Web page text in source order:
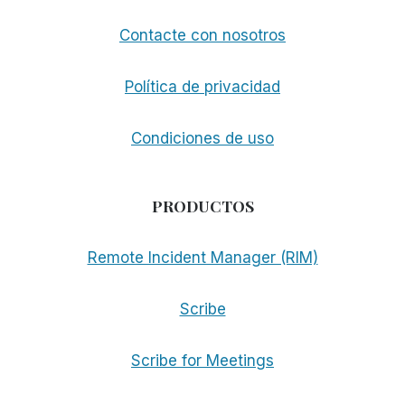
Contacte con nosotros
Política de privacidad
Condiciones de uso
PRODUCTOS
Remote Incident Manager (RIM)
Scribe
Scribe for Meetings